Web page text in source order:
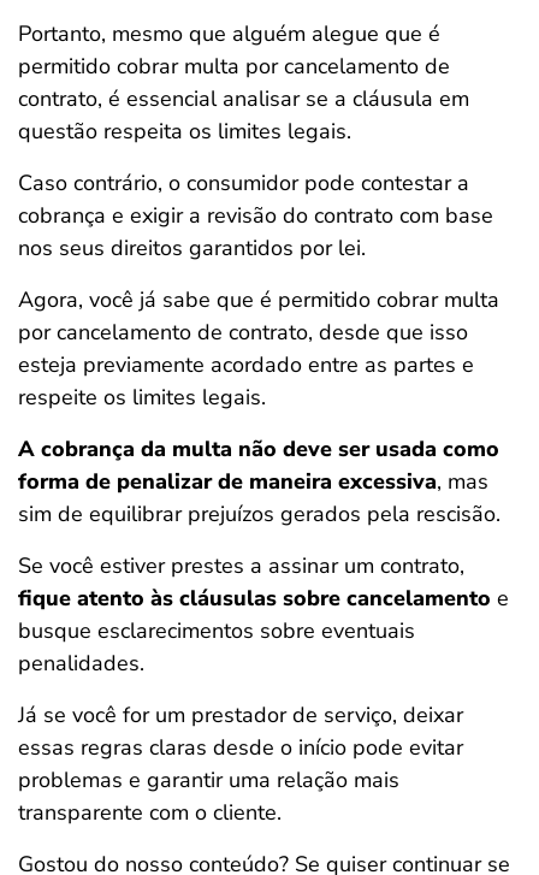
Portanto, mesmo que alguém alegue que é
permitido cobrar multa por cancelamento de
contrato, é essencial analisar se a cláusula em
questão respeita os limites legais.
Caso contrário, o consumidor pode contestar a
cobrança e exigir a revisão do contrato com base
nos seus direitos garantidos por lei.
Agora, você já sabe que é permitido cobrar multa
por cancelamento de contrato, desde que isso
esteja previamente acordado entre as partes e
respeite os limites legais.
A cobrança da multa não deve ser usada como
forma de penalizar de maneira excessiva, mas
sim de equilibrar prejuízos gerados pela rescisão.
Se você estiver prestes a assinar um contrato,
fique atento às cláusulas sobre cancelamento e
busque esclarecimentos sobre eventuais
penalidades.
Já se você for um prestador de serviço, deixar
essas regras claras desde o início pode evitar
problemas e garantir uma relação mais
transparente com o cliente.
Gostou do nosso conteúdo? Se quiser continuar se